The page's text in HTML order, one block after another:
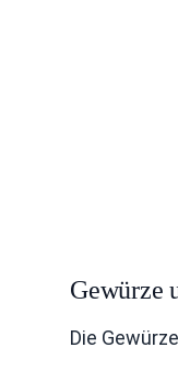
Gewürze
Die